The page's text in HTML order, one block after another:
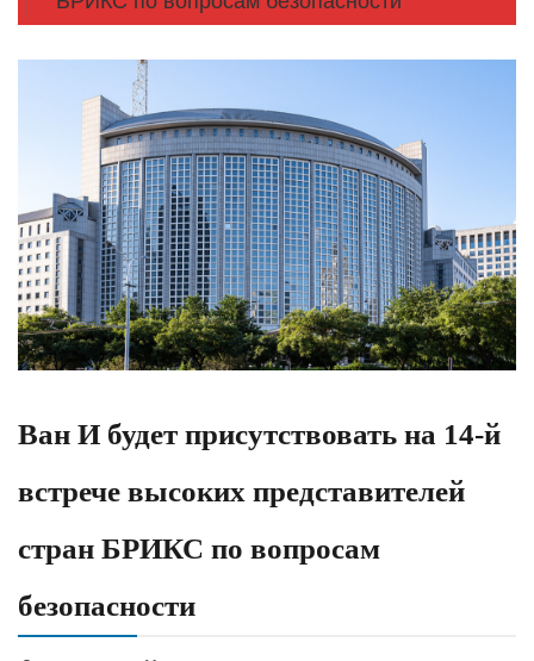
Ван И будет присутствовать на 14-й
встрече высоких представителей
стран БРИКС по вопросам
безопасности